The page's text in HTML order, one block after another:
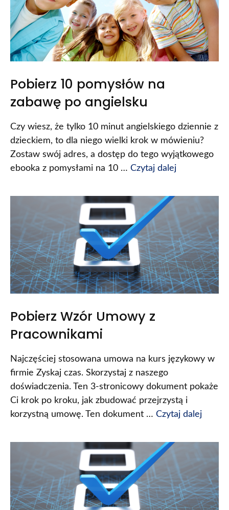
Pobierz 10 pomysłów na
zabawę po angielsku
Czy wiesz, że tylko 10 minut angielskiego dziennie z
dzieckiem, to dla niego wielki krok w mówieniu?
Zostaw swój adres, a dostęp do tego wyjątkowego
ebooka z pomysłami na 10 … Czytaj dalej
Pobierz Wzór Umowy z
Pracownikami
Najczęściej stosowana umowa na kurs językowy w
firmie Zyskaj czas. Skorzystaj z naszego
doświadczenia. Ten 3-stronicowy dokument pokaże
Ci krok po kroku, jak zbudować przejrzystą i
korzystną umowę. Ten dokument … Czytaj dalej